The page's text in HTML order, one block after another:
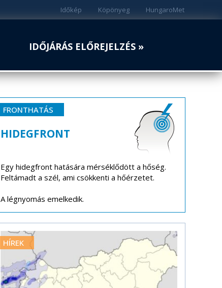
HungaroMet
Köpönyeg
Időkép
IDŐJÁRÁS ELŐREJELZÉS »
FRONTHATÁS
HIDEGFRONT
Egy hidegfront hatására mérséklődött a hőség.
Feltámadt a szél, ami csökkenti a hőérzetet.
A légnyomás emelkedik.
HÍREK